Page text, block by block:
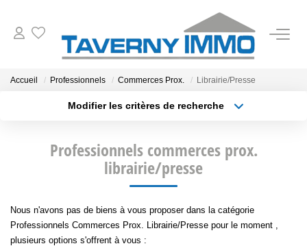
ESTIMATION
OUTILS
Accueil Professionnels Commerces Prox. Librairie/Presse
Modifier les critères de recherche
Type de bien
Créer une alerte
Professionnels commerces prox.
librairie/presse
Nous n'avons pas de biens à vous proposer dans la catégorie
Professionnels Commerces Prox. Librairie/Presse pour le moment ,
plusieurs options s'offrent à vous :